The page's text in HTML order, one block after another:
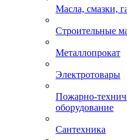
Масла, смазки,
Строительные
Металлопрокат
Электротовары
Пожарно-
оборудование
Сантехника